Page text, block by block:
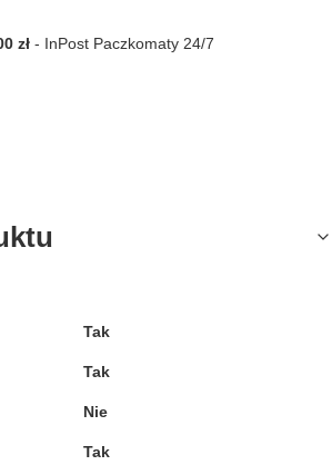
zł - InPost Paczkomaty 24/7
Tak
Tak
Nie
Tak